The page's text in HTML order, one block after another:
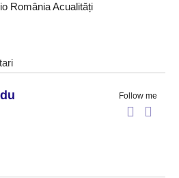
România Acualități
Follow me